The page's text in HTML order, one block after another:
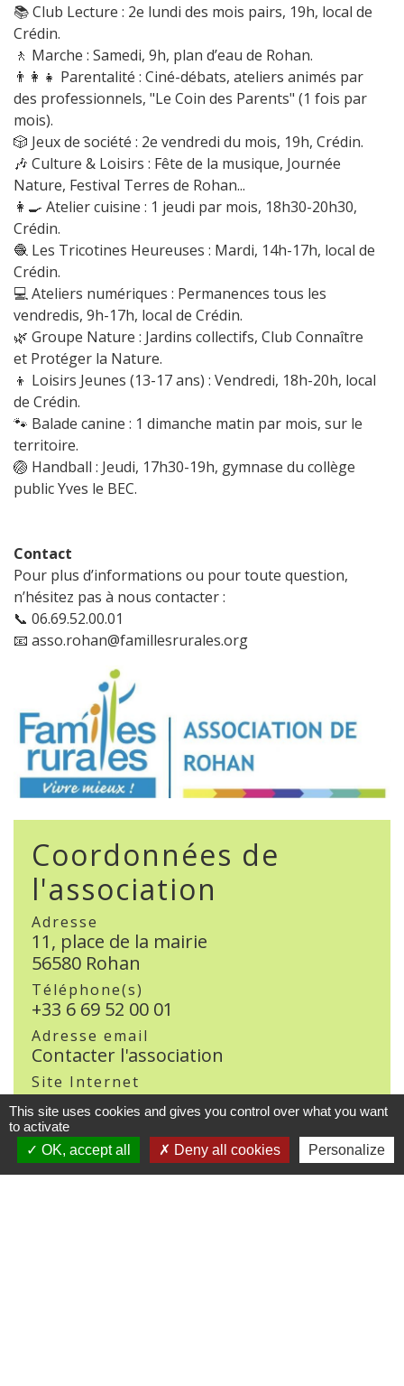
📚 Club Lecture : 2e lundi des mois pairs, 19h, local de
Crédin.
🚶 Marche : Samedi, 9h, plan d’eau de Rohan.
👨‍👩‍👧 Parentalité : Ciné-débats, ateliers animés par
des professionnels, "Le Coin des Parents" (1 fois par
mois).
🎲 Jeux de société : 2e vendredi du mois, 19h, Crédin.
🎶 Culture & Loisirs : Fête de la musique, Journée
Nature, Festival Terres de Rohan...
👩‍🍳 Atelier cuisine : 1 jeudi par mois, 18h30-20h30,
Crédin.
🧶 Les Tricotines Heureuses : Mardi, 14h-17h, local de
Crédin.
💻 Ateliers numériques : Permanences tous les
vendredis, 9h-17h, local de Crédin.
🌿 Groupe Nature : Jardins collectifs, Club Connaître
et Protéger la Nature.
👦 Loisirs Jeunes (13-17 ans) : Vendredi, 18h-20h, local
de Crédin.
🐾 Balade canine : 1 dimanche matin par mois, sur le
territoire.
🏐 Handball : Jeudi, 17h30-19h, gymnase du collège
public Yves le BEC.
Contact
Pour plus d’informations ou pour toute question,
n’hésitez pas à nous contacter :
📞 06.69.52.00.01
📧 asso.rohan@famillesrurales.org
Coordonnées de
l'association
Adresse
11, place de la mairie
56580 Rohan
Téléphone(s)
+33 6 69 52 00 01
Adresse email
Contacter l'association
Site Internet
www.famillesrurales.org/rohan
Réseaux sociaux
This site uses cookies and gives you control over what you want
to activate
OK, accept all
Deny all cookies Personalize